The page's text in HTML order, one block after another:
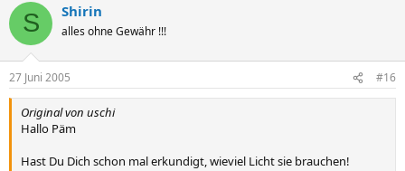
S Shirin
alles ohne Gewähr !!!
27 Juni 2005 #16
Original von uschi
Hallo Päm
Hast Du Dich schon mal erkundigt, wieviel Licht sie brauchen!